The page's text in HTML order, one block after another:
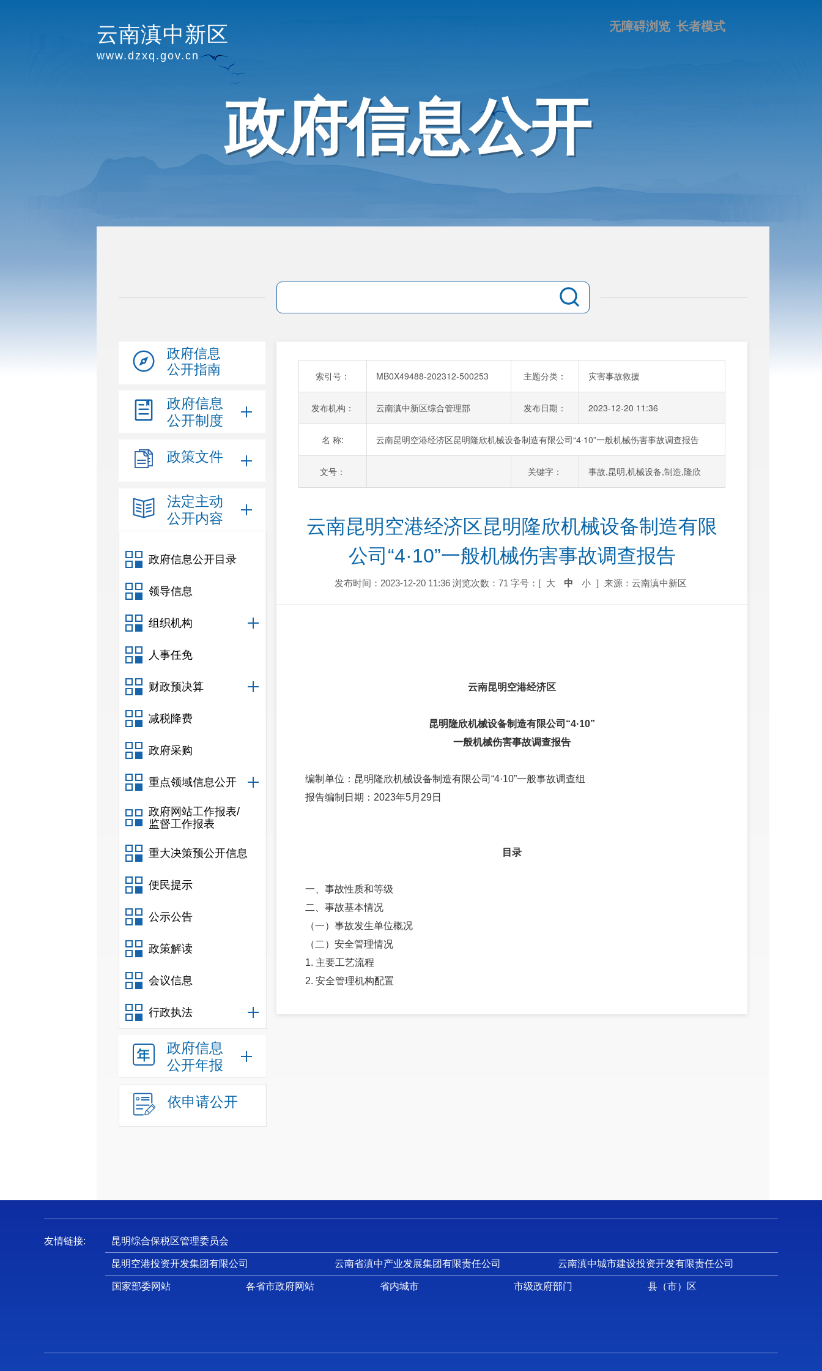
云南滇中新区
www.dzxq.gov.cn
长者模式
无障碍浏览
政府信息公开
政府信息
公开指南
政府信息
公开制度
政策文件
法定主动
公开内容
政府信息公开目录
领导信息
组织机构
人事任免
财政预决算
减税降费
政府采购
重点领域信息公开
政府网站工作报表/
监督工作报表
重大决策预公开信息
便民提示
公示公告
政策解读
会议信息
行政执法
政府信息
公开年报
依申请公开
索引号： MB0X49488-202312-500253 主题分类： 灾害事故救援
发布机构： 云南滇中新区综合管理部 发布日期： 2023-12-20 11:36
名 称: 云南昆明空港经济区昆明隆欣机械设备制造有限公司“4·10”一般机械伤害事故调查报告
文号： 关键字： 事故,昆明,机械设备,制造,隆欣
云南昆明空港经济区昆明隆欣机械设备制造有限
公司“4·10”一般机械伤害事故调查报告
发布时间：2023-12-20 11:36 浏览次数：71 字号：[ 大 中 小 ] 来源：云南滇中新区
云南昆明空港经济区
昆明隆欣机械设备制造有限公司“4·10”
一般机械伤害事故调查报告
编制单位：昆明隆欣机械设备制造有限公司“4·10”一般事故调查组
报告编制日期：2023年5月29日
目录
一、事故性质和等级
二、事故基本情况
（一）事故发生单位概况
（二）安全管理情况
1. 主要工艺流程
2. 安全管理机构配置
（二）事故现场应急处置情况
（三）医疗救治和善后情况
2. 善后情况
（四）事故应急处置评估
四、事故原因分析
友情链接: 昆明综合保税区管理委员会
昆明空港投资开发集团有限公司 云南省滇中产业发展集团有限责任公司 云南滇中城市建设投资开发有限责任公司
国家部委网站 各省市政府网站 省内城市 市级政府部门 县（市）区